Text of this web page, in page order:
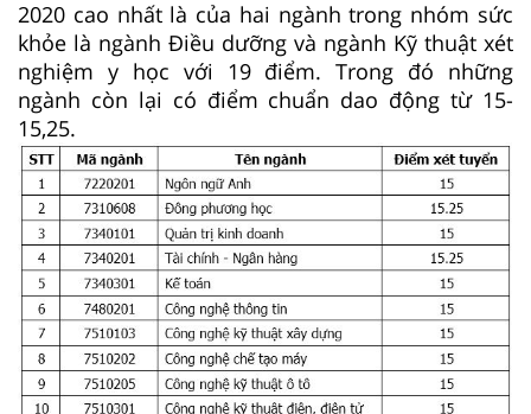
2020 cao nhất là của hai ngành trong nhóm sức
khỏe là ngành Điều dưỡng và ngành Kỹ thuật xét
nghiệm y học với 19 điểm. Trong đó những
ngành còn lại có điểm chuẩn dao động từ 15-
15,25.